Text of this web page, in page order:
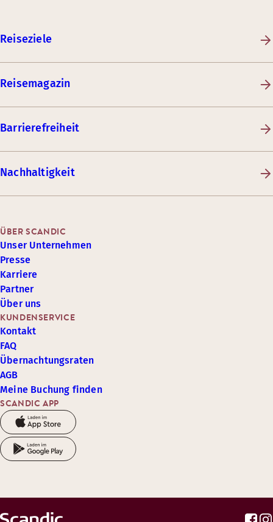
Reiseziele
Reisemagazin
Barrierefreiheit
Nachhaltigkeit
SCANDIC APP
KUNDENSERVICE
Kontakt
FAQ
Übernachtungsraten
AGB
Meine Buchung finden
ÜBER SCANDIC
Unser Unternehmen
Presse
Karriere
Partner
Über uns